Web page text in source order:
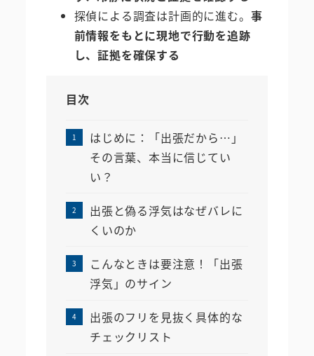
探偵による調査は計画的に進む。 事
前情報をもとに現地で行動を追跡
し、証拠を確保する
目次
はじめに：「出張だから…」
その言葉、本当に信じてい
い？
出張と偽る浮気はなぜバレに
くいのか
こんなときは要注意！「出張
浮気」のサイン
出張のフリを見抜く具体的な
チェックリスト